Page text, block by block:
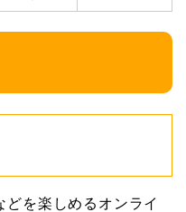
を楽しめるオンライ